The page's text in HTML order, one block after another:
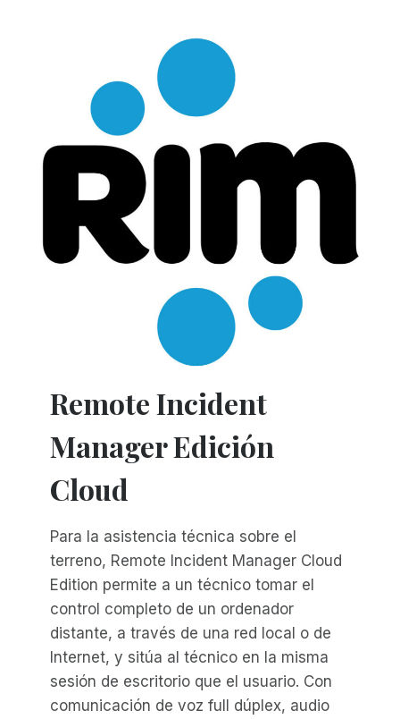
Remote Incident
Manager Edición
Cloud
Para la asistencia técnica sobre el
terreno, Remote Incident Manager Cloud
Edition permite a un técnico tomar el
control completo de un ordenador
distante, a través de una red local o de
Internet, y sitúa al técnico en la misma
sesión de escritorio que el usuario. Con
comunicación de voz full dúplex, audio